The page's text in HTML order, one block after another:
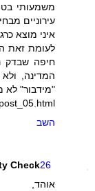
משמעותי
עירוניים
איני מוצא
לעומת זאת
חיפה שבדק
המדינה,
"מידבור" לא
השב
Check26 באפריל 2012 בשעה 23:53
אוהד,